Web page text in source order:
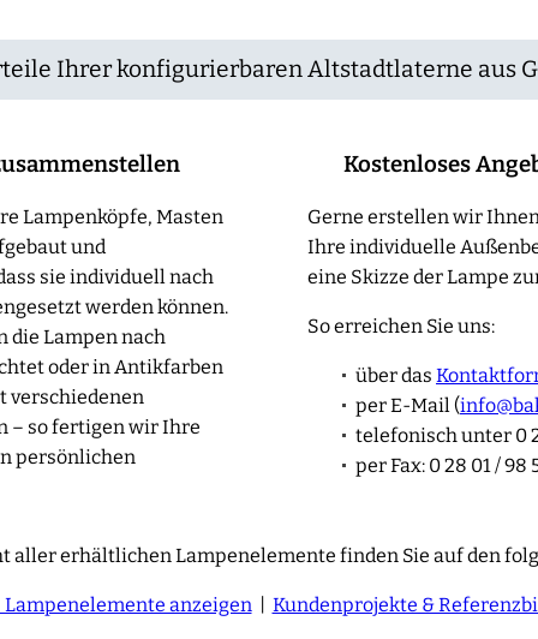
Ihrer konfigurierbaren Altstadtlaterne aus
Lampenköpfe, Masten
und
sie individuell nach
werden können.
die Lampen nach
oder in Antikfarben
verschiedenen
– so fertigen wir Ihre
persönlichen
Kostenloses
Gerne erstellen wir
Ihre individuelle
eine Skizze der Lampe
So erreichen Sie uns:
über das
per E-Mail (
telefonisch unter 0
per Fax: 0 28 01 / 98
aller erhältlichen Lampenelemente finden Sie auf den
anzeigen | Kundenprojekte &